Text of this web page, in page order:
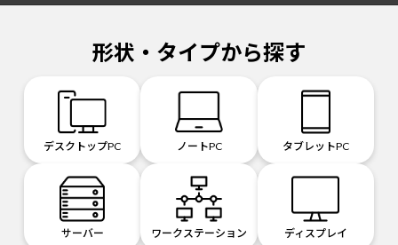
形状・タイプから探す
デスクトップPC ノートPC タブレットPC
サーバー ワークステーション ディスプレイ